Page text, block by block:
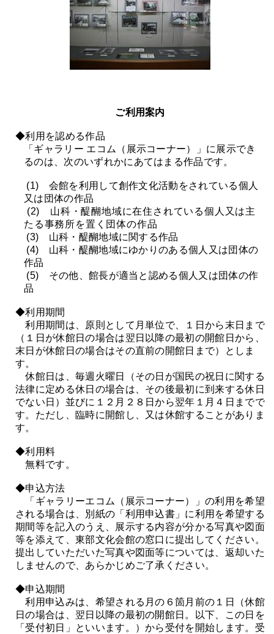
ご利用案内
◆利用を認める作品
「ギャラリー エコム（展示コーナー）」に展示でき
るのは、次のいずれかにあてはまる作品です。
(1) 会館を利用して創作文化活動をされている個人
又は団体の作品
(2) 山科・醍醐地域に在住されている個人又は主
たる事務所を置く団体の作品
(3) 山科・醍醐地域に関する作品
(4) 山科・醍醐地域にゆかりのある個人又は団体の
作品
(5) その他、館長が適当と認める個人又は団体の作
品
◆利用期間
利用期間は、原則として月単位で、１日から末日まで
（１日が休館日の場合は翌日以降の最初の開館日から、
末日が休館日の場合はその直前の開館日まで）としま
す。
休館日は、毎週火曜日（その日が国民の祝日に関する
法律に定める休日の場合は、その後最初に到来する休日
でない日）並びに１２月２８日から翌年１月４日までで
す。ただし、臨時に開館し、又は休館することがありま
す。
◆利用料
無料です。
◆申込方法
「ギャラリーエコム（展示コーナー）」の利用を希望
される場合は、別紙の「利用申込書」に利用を希望する
期間等を記入のうえ、展示する内容が分かる写真や図面
等を添えて、東部文化会館の窓口に提出してください。
提出していただいた写真や図面等については、返却いた
しませんので、あらかじめご了承ください。
◆申込期間
利用申込みは、希望される月の６箇月前の１日（休館
日の場合は、翌日以降の最初の開館日。以下、この日を
「受付初日」といいます。）から受付を開始します。受